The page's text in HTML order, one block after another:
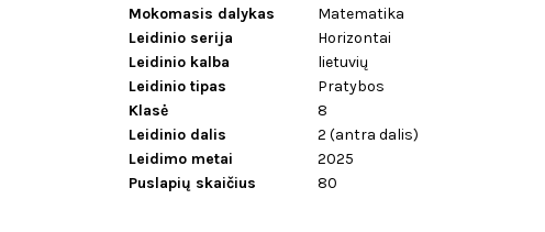
Mokomasis dalykas
Matematika
Leidinio serija
Horizontai
Leidinio kalba
lietuvių
Leidinio tipas
Pratybos
Klasė
8
Leidinio dalis
2 (antra dalis)
Leidimo metai
2025
Puslapių skaičius
80